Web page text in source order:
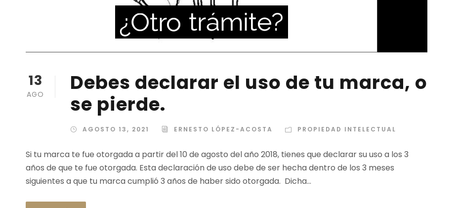
13
AGO
Debes declarar el uso de tu marca, o
se pierde.
AGOSTO 13, 2021 ERNESTO LÓPEZ-ACOSTA PROPIEDAD INTELECTUAL
Si tu marca te fue otorgada a partir del 10 de agosto del año 2018, tienes que declarar su uso a los 3
años de que te fue otorgada. Esta declaración de uso debe de ser hecha dentro de los 3 meses
siguientes a que tu marca cumplió 3 años de haber sido otorgada. Dicha...